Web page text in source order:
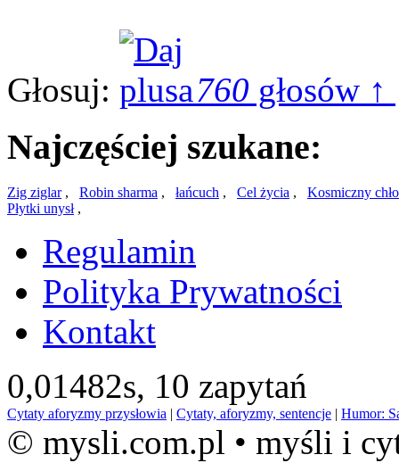
Głosuj: 760 głosów ↑
Najczęściej szukane:
Zig ziglar, Robin sharma , łańcuch , Cel życia , Kosmiczny
Płytki unysł,
Regulamin
Polityka Prywatności
Kontakt
0,01482s, 10 zapytań
Cytaty aforyzmy przysłowia | Cytaty, aforyzmy, sentencje | Humor:
© mysli.com.pl • myśli i